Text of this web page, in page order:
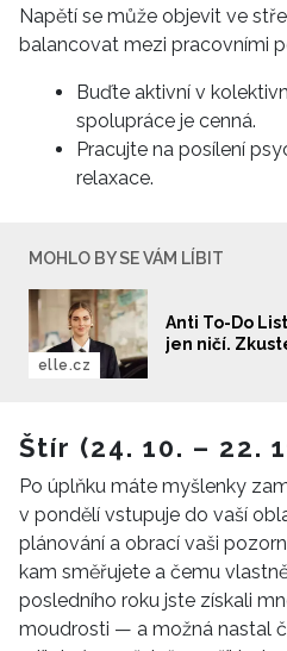
INFORMACE
Napětí se může objevit ve
balancovat mezi pracovními
Buďte aktivní v
spolupráce je cenná.
Pracujte na posílení
relaxace.
MOHLO BY SE VÁM LÍBIT
Anti To-Do
jen ničí.
elle.cz
Štír (24. 10. – 22.
Po úplňku máte myšlenky
v pondělí vstupuje do vaší
plánování a obrací vaši
kam směřujete a čemu
posledního roku jste získali
moudrosti — a možná nastal